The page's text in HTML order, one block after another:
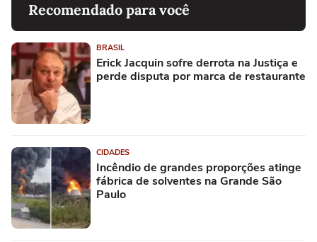
Recomendado para você
BRASIL
Erick Jacquin sofre derrota na Justiça e
perde disputa por marca de restaurante
CIDADES
Incêndio de grandes proporções atinge
fábrica de solventes na Grande São
Paulo